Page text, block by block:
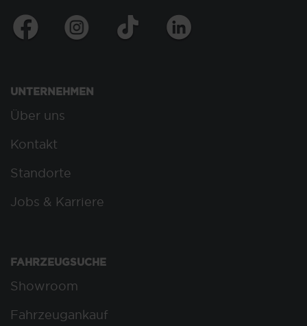
UNTERNEHMEN
Über uns
Kontakt
Standorte
Jobs & Karriere
FAHRZEUGSUCHE
Showroom
Fahrzeugankauf